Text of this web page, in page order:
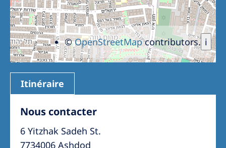
Slovakia
Slovenia
Spain
Sweden
Switzerland
Asia Pacific
i
©OpenStreetMapcontributors.
Itinéraire
Nous contacter
6 Yitzhak Sadeh St.
7734006 Ashdod